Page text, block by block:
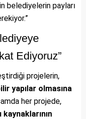
belediyelerin payları
Ediyoruz”
projelerin,
yapılar olmasına
her projede,
kaynaklarının